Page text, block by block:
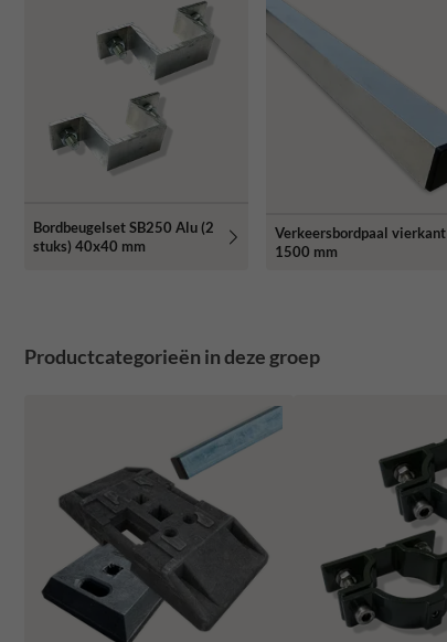
Bordbeugelset SB250 Alu (2
stuks) 40x40 mm
Verkeersbordpaal vierkant
1500 mm
Productcategorieën in deze groep